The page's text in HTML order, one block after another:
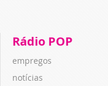
Rádio POP
empregos
notícias